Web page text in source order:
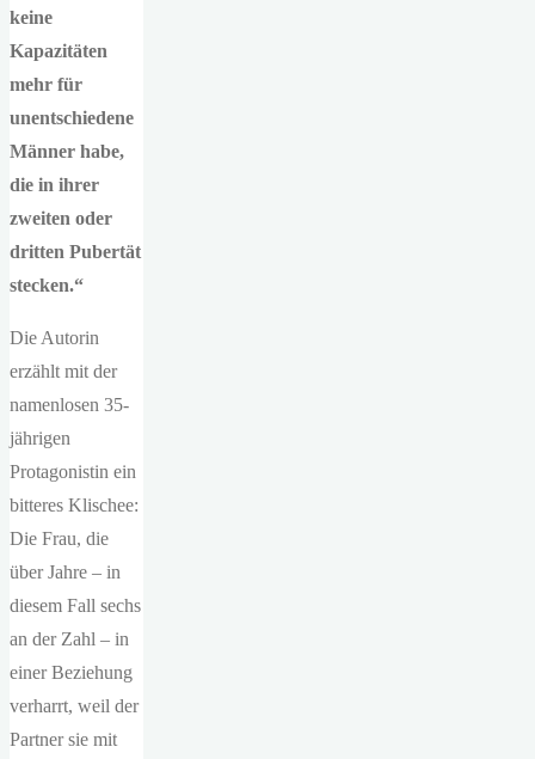
keine
Kapazitäten
mehr für
unentschiedene
Männer habe,
die in ihrer
zweiten oder
dritten Pubertät
stecken.“
Die Autorin
erzählt mit der
namenlosen 35-
jährigen
Protagonistin ein
bitteres Klischee:
Die Frau, die
über Jahre – in
diesem Fall sechs
an der Zahl – in
einer Beziehung
verharrt, weil der
Partner sie mit